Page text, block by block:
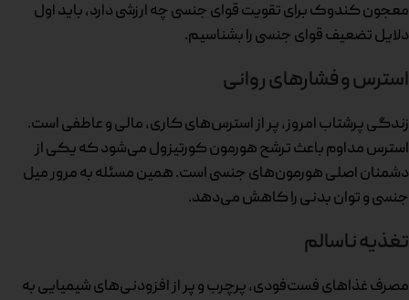
معجون کندوک برای تقویت قوای جنسی چه ارزشی دارد، باید اول
دلایل تضعیف قوای جنسی را بشناسیم.
استرس و فشارهای روانی
زندگی پرشتاب امروز، پر از استرس‌های کاری، مالی و عاطفی است.
استرس مداوم باعث ترشح هورمون کورتیزول می‌شود که یکی از
دشمنان اصلی هورمون‌های جنسی است. همین مسئله به مرور میل
جنسی و توان بدنی را کاهش می‌دهد.
تغذیه ناسالم
مصرف غذاهای فست‌فودی، پرچرب و پر از افزودنی‌های شیمیایی به